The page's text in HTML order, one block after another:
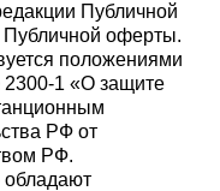
Публичной
Публичной оферты.
положениями
1 «О защите
РФ от
РФ.
обладают